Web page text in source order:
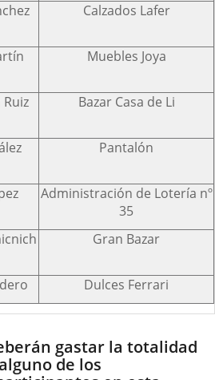
Calzados Lafer
Muebles Joya
Bazar Casa de Li
Pantalón
Administración de Lotería nº
35
Gran Bazar
Dulces Ferrari
gastar la totalidad
de los